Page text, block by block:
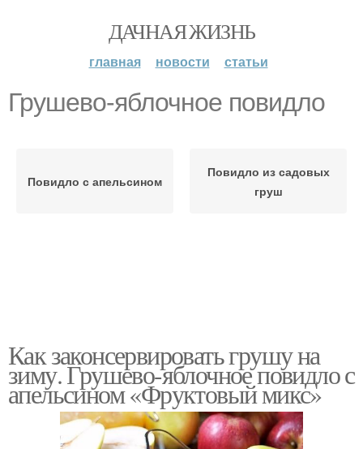
ДАЧНАЯ ЖИЗНЬ
главная новости статьи
Грушево-яблочное повидло
Повидло с апельсином
Повидло из садовых
груш
Как законсервировать грушу на
зиму. Грушево-яблочное повидло с
апельсином «Фруктовый микс»